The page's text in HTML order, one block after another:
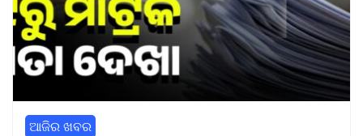
ଆଜିର ଖବର